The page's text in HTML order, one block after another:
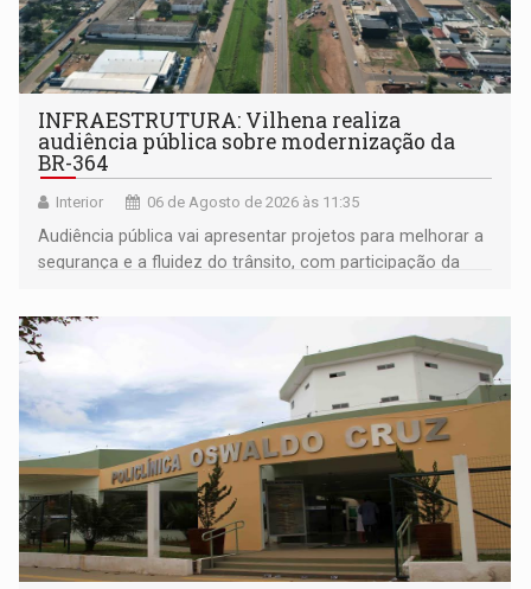
INFRAESTRUTURA: Vilhena realiza
audiência pública sobre modernização da
BR-364
Interior 06 de Agosto de 2026 às 11:35
Audiência pública vai apresentar projetos para melhorar a
segurança e a fluidez do trânsito, com participação da